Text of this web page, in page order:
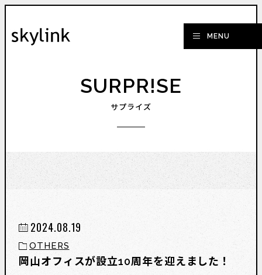
SURPR!SE
サプライズ
2024.08.19
OTHERS
岡山オフィスが設立10周年を迎えました！